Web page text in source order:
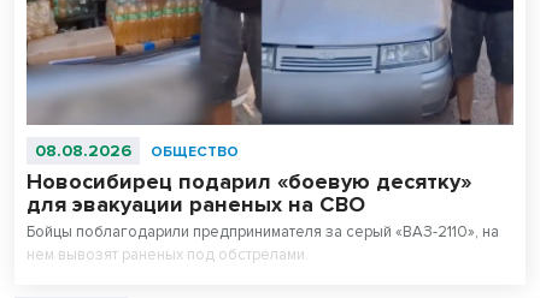
08.08.2026 ОБЩЕСТВО
Новосибирец подарил «боевую десятку»
для эвакуации раненых на СВО
Бойцы поблагодарили предпринимателя за серый «ВАЗ-2110», на
нем вывозят раненых под обстрелами.